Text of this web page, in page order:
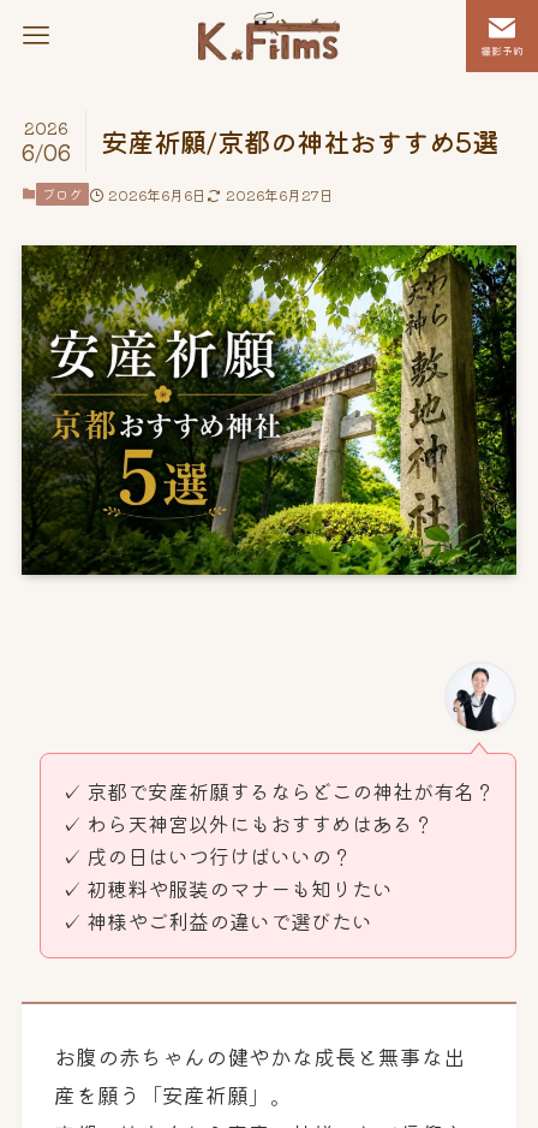
撮影予約
安産祈願/京都の神社おすすめ5選
2026
6/06
ブログ 2026年6月6日 2026年6月27日
✓ 京都で安産祈願するならどこの神社が有名？
✓ わら天神宮以外にもおすすめはある？
✓ 戌の日はいつ行けばいいの？
✓ 初穂料や服装のマナーも知りたい
✓ 神様やご利益の違いで選びたい
お腹の赤ちゃんの健やかな成長と無事な出
産を願う「安産祈願」。